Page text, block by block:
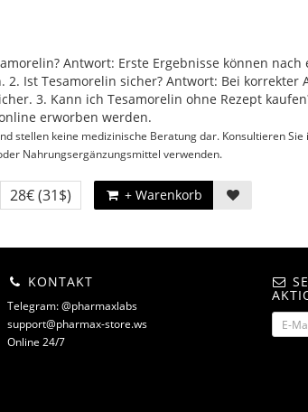
Antwort: Erste Ergebnisse können
2. Ist Tesamorelin sicher? Antwort: Bei
3. Kann ich Tesamorelin ohne Rezept
erworben werden.
stellen keine medizinische Beratung dar. Konsultieren
Nahrungsergänzungsmittel verwenden.
28€(31$) + Warenkorb
KONTAKT
Telegram: @pharmaxlabs
support@pharmax-store.ws
Online 24/7